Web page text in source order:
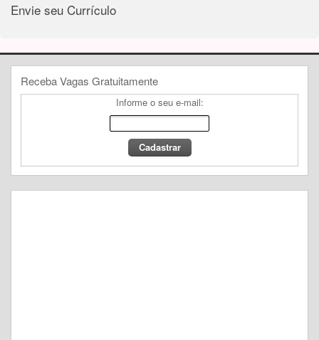
Envie seu Currículo
Receba Vagas Gratuitamente
Informe o seu e-mail: